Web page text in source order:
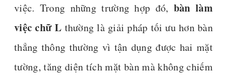
việc. Trong những trường hợp đó, bàn làm
việc chữ L thường là giải pháp tối ưu hơn bàn
thẳng thông thường vì tận dụng được hai mặt
tường, tăng diện tích mặt bàn mà không chiếm